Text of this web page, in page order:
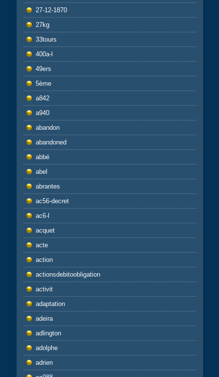
27-12-1870
27kg
33tours
400a-l
49ers
5ème
a842
a940
abandon
abandoned
abbé
abel
abrantes
ac56-decret
ac6-l
acquet
acte
action
actionsdebitoobligation
activit
adaptation
adeira
adlington
adolphe
adrien